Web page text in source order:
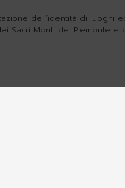
dell’identità di luoghi
Sacri Monti del Piemonte e